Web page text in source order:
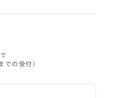
の受付）